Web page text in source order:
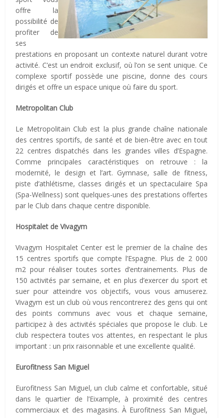
offre la
possibilité de
profiter de
ses
prestations en proposant un contexte naturel durant votre
activité. C’est un endroit exclusif, où l’on se sent unique. Ce
complexe sportif possède une piscine, donne des cours
dirigés et offre un espace unique où faire du sport.
Metropolitan Club
Le Metropolitain Club est la plus grande chaîne nationale
des centres sportifs, de santé et de bien-être avec en tout
22 centres dispatchés dans les grandes villes d’Espagne.
Comme principales caractéristiques on retrouve : la
modernité, le design et l’art. Gymnase, salle de fitness,
piste d’athlétisme, classes dirigés et un spectaculaire Spa
(Spa-Wellness) sont quelques-unes des prestations offertes
par le Club dans chaque centre disponible.
Hospitalet de Vivagym
Vivagym Hospitalet Center est le premier de la chaîne des
15 centres sportifs que compte l’Espagne. Plus de 2 000
m2 pour réaliser toutes sortes d’entrainements. Plus de
150 activités par semaine, et en plus d’exercer du sport et
suer pour atteindre vos objectifs, vous vous amuserez.
Vivagym est un club où vous rencontrerez des gens qui ont
des points communs avec vous et chaque semaine,
participez à des activités spéciales que propose le club. Le
club respectera toutes vos attentes, en respectant le plus
important : un prix raisonnable et une excellente qualité.
Eurofitness San Miguel
Eurofitness San Miguel, un club calme et confortable, situé
dans le quartier de l’Eixample, à proximité des centres
commerciaux et des magasins. À Eurofitness San Miguel,